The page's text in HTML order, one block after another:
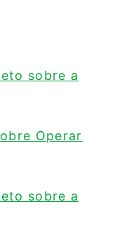
sobre a
Operar
sobre a